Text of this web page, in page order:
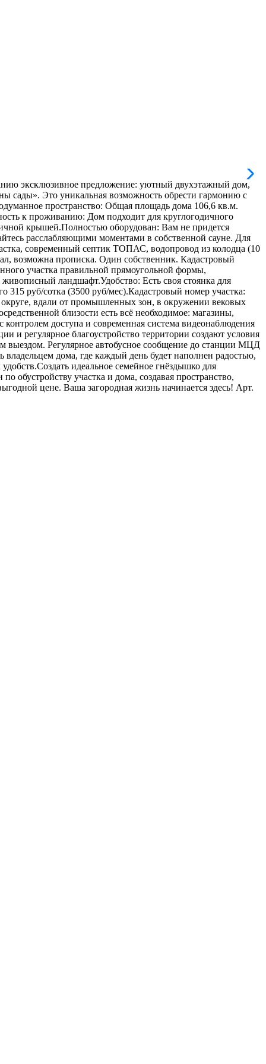
эксклюзивное предложение: уютный двухэтажный дом,
сады». Это уникальная возможность обрести гармонию с
пространство: Общая площадь дома 106,6 кв.м.
к проживанию: Дом подходит для круглогодичного
крышей.Полностью оборудован: Вам не придется
расслабляющими моментами в собственной сауне. Для
современный септик ТОПАС, водопровод из колодца (10
возможна прописка. Один собственник. Кадастровый
участка правильной прямоугольной формы,
ландшафт.Удобство: Есть своя стоянка для
315 руб/сотка (3500 руб/мес).Кадастровый номер участка:
вдали от промышленных зон, в окружении вековых
близости есть всё необходимое: магазины,
доступа и современная система видеонаблюдения
регулярное благоустройство территории создают условия
выездом. Регулярное автобусное сообщение до станции МЦД
дома, где каждый день будет наполнен радостью,
идеальное семейное гнёздышко для
участка и дома, создавая пространство,
цене. Ваша загородная жизнь начинается здесь! Арт.